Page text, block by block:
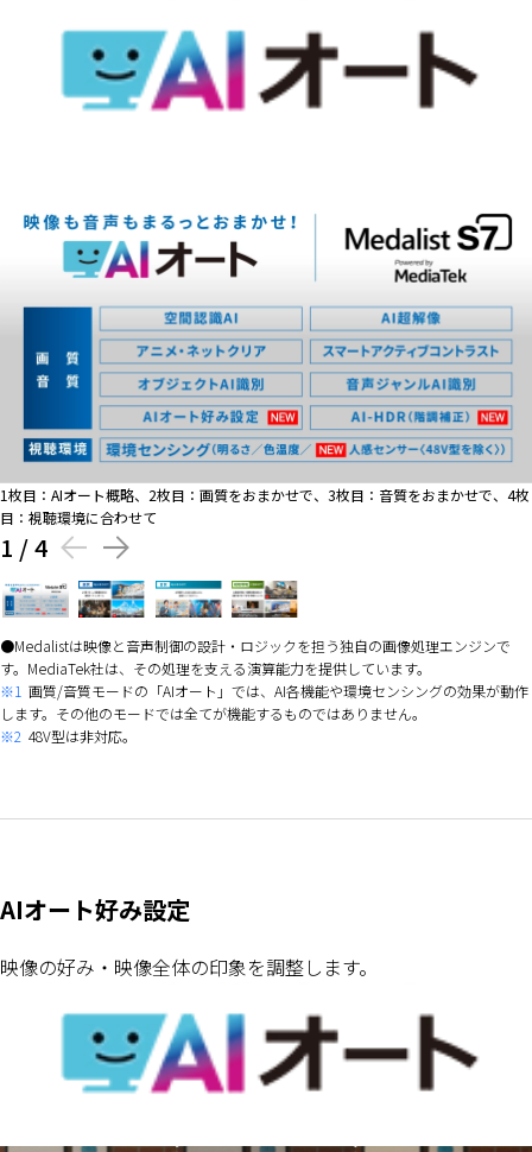
1枚目：AIオート概略、2枚目：画質をおまかせで、3枚目：音質をおまかせで、4枚
目：視聴環境に合わせて
1 /4
Medalistは映像と音声制御の設計・ロジックを担う独自の画像処理エンジンで
す。MediaTek社は、その処理を支える演算能力を提供しています。
※1 画質/音質モードの「AIオート」では、AI各機能や環境センシングの効果が動作
します。その他のモードでは全てが機能するものではありません。
※2 48V型は非対応。
AIオート好み設定
映像の好み・映像全体の印象を調整します。